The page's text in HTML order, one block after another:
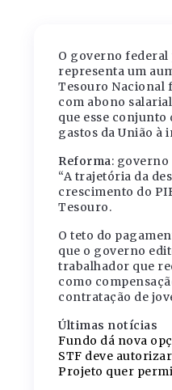
O governo federal
representa um
Tesouro Nacional
com abono
que esse
gastos da União
Reforma: governo
“A trajetória da
crescimento do
Tesouro.
O teto do
que o governo
trabalhador que
como
contratação de
Últimas notícias
Fundo dá nova
STF deve
Projeto quer